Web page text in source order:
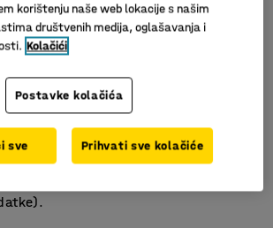
vreće s četiri kotača, čvrsto postolje i
korištenju naše web lokacije s našim
društvenih medija, oglašavanja i
Kolačići
Postavke kolačića
sve Prihvati sve kolačiće